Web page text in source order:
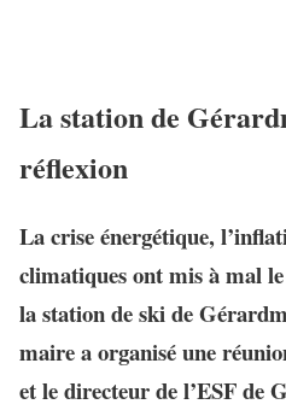
La station de
réflexion
La crise énergétique,
climatiques ont mis à mal
la station de ski de
maire a organisé une
et le directeur de l’ESF de